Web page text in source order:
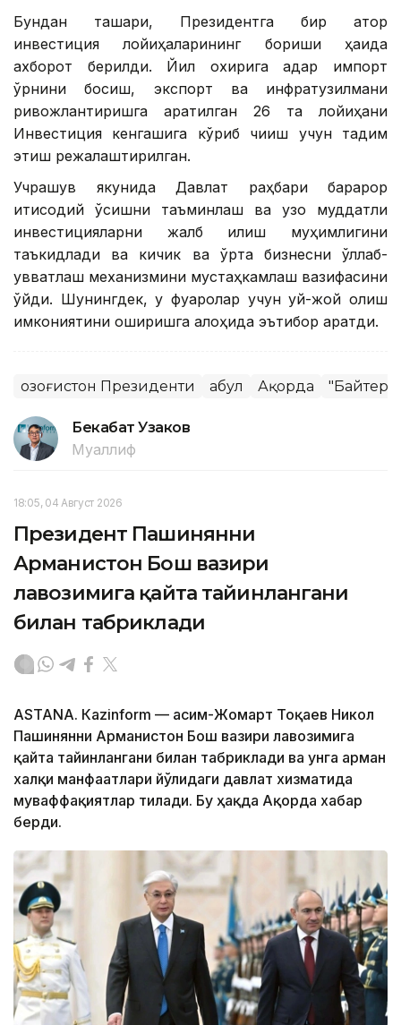
Бундан ташқари, Президентга бир қатор
инвестиция лойиҳаларининг бориши ҳақида
ахборот берилди. Йил охирига қадар импорт
ўрнини босиш, экспорт ва инфратузилмани
ривожлантиришга қаратилган 26 та лойиҳани
Инвестиция кенгашига кўриб чиқиш учун тақдим
этиш режалаштирилган.
Учрашув якунида Давлат раҳбари барқарор
иқтисодий ўсишни таъминлаш ва узоқ муддатли
инвестицияларни жалб қилиш муҳимлигини
таъкидлади ва кичик ва ўрта бизнесни қўллаб-
қувватлаш механизмини мустаҳкамлаш вазифасини
қўйди. Шунингдек, у фуқаролар учун уй-жой олиш
имкониятини оширишга алоҳида эътибор қаратди.
Қозоғистон Президенти Қабул Ақорда
Бекабат Узаков
Муаллиф
18:05, 04 Август 2026
Президент Пашинянни
Арманистон Бош вазири
лавозимига қайта тайинлангани
билан табриклади
ASTANА. Кazinform — Қасим-Жомарт Тоқаев Никол
Пашинянни Арманистон Бош вазири лавозимига
қайта тайинлангани билан табриклади ва унга арман
халқи манфаатлари йўлидаги давлат хизматида
муваффақиятлар тилади. Бу ҳақда Ақорда хабар
берди.